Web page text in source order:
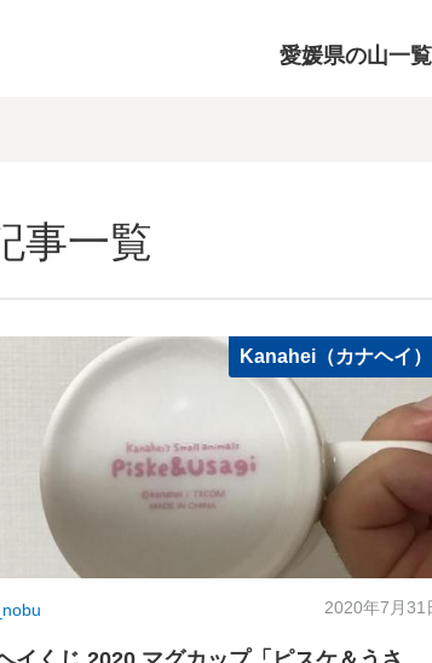
愛媛県の山一
事一覧
Kanahei（カナヘイ）
2020年7月31